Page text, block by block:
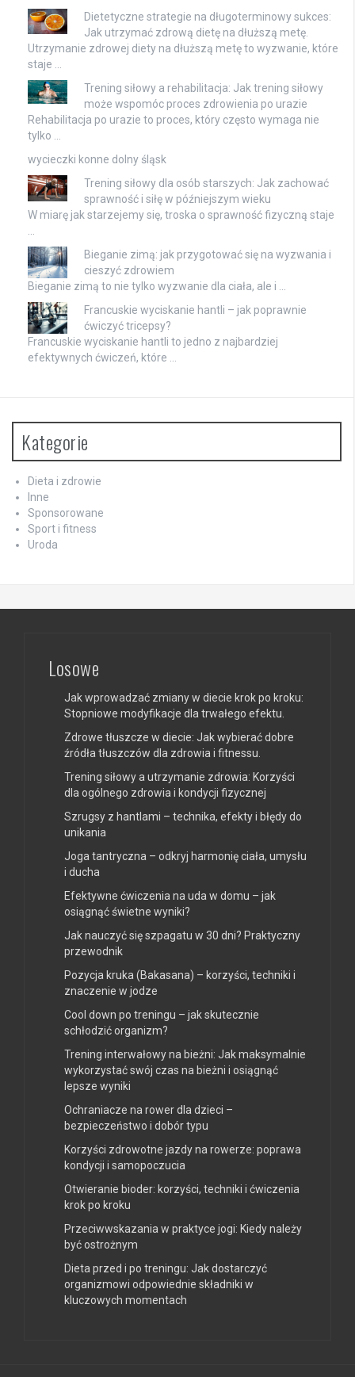
Dietetyczne strategie na długoterminowy sukces:
Jak utrzymać zdrową dietę na dłuższą metę.
Utrzymanie zdrowej diety na dłuższą metę to wyzwanie, które
staje …
Trening siłowy a rehabilitacja: Jak trening siłowy
może wspomóc proces zdrowienia po urazie
Rehabilitacja po urazie to proces, który często wymaga nie
tylko …
wycieczki konne dolny śląsk
Trening siłowy dla osób starszych: Jak zachować
sprawność i siłę w późniejszym wieku
W miarę jak starzejemy się, troska o sprawność fizyczną staje
Bieganie zimą: jak przygotować się na wyzwania i
cieszyć zdrowiem
Bieganie zimą to nie tylko wyzwanie dla ciała, ale i …
Francuskie wyciskanie hantli – jak poprawnie
ćwiczyć tricepsy?
Francuskie wyciskanie hantli to jedno z najbardziej
efektywnych ćwiczeń, które …
Kategorie
Dieta i zdrowie
Inne
Sponsorowane
Sport i fitness
Uroda
Losowe
Jak wprowadzać zmiany w diecie krok po kroku:
Stopniowe modyfikacje dla trwałego efektu.
Zdrowe tłuszcze w diecie: Jak wybierać dobre
źródła tłuszczów dla zdrowia i fitnessu.
Trening siłowy a utrzymanie zdrowia: Korzyści
dla ogólnego zdrowia i kondycji fizycznej
Szrugsy z hantlami – technika, efekty i błędy do
unikania
Joga tantryczna – odkryj harmonię ciała, umysłu
i ducha
Efektywne ćwiczenia na uda w domu – jak
osiągnąć świetne wyniki?
Jak nauczyć się szpagatu w 30 dni? Praktyczny
przewodnik
Pozycja kruka (Bakasana) – korzyści, techniki i
znaczenie w jodze
Cool down po treningu – jak skutecznie
schłodzić organizm?
Trening interwałowy na bieżni: Jak maksymalnie
wykorzystać swój czas na bieżni i osiągnąć
lepsze wyniki
Ochraniacze na rower dla dzieci –
bezpieczeństwo i dobór typu
Korzyści zdrowotne jazdy na rowerze: poprawa
kondycji i samopoczucia
Otwieranie bioder: korzyści, techniki i ćwiczenia
krok po kroku
Przeciwwskazania w praktyce jogi: Kiedy należy
być ostrożnym
Dieta przed i po treningu: Jak dostarczyć
organizmowi odpowiednie składniki w
kluczowych momentach